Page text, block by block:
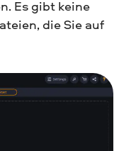
Es gibt keine
die Sie auf